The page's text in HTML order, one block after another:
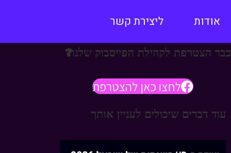
אודות ליצירת קשר
כבר הצטרפת לקהילת הפייסבוק שלנו?
לחצו כאן להצטרפת
עוד דברים שיכולים לעניין אותך